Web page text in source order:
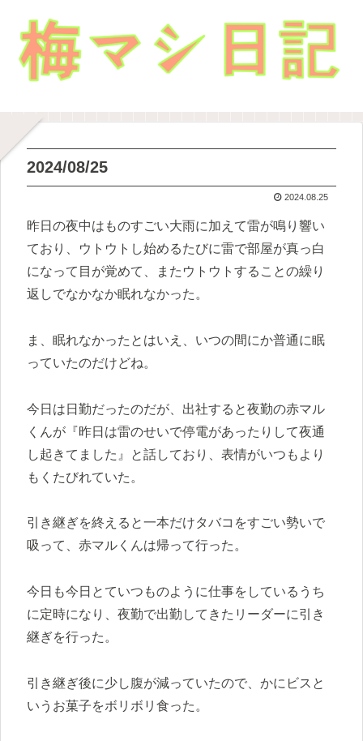
2024/08/25
2024.08.25
昨日の夜中はものすごい大雨に加えて雷が鳴り響い
ており、ウトウトし始めるたびに雷で部屋が真っ白
になって目が覚めて、またウトウトすることの繰り
返しでなかなか眠れなかった。
ま、眠れなかったとはいえ、いつの間にか普通に眠
っていたのだけどね。
今日は日勤だったのだが、出社すると夜勤の赤マル
くんが『昨日は雷のせいで停電があったりして夜通
し起きてました』と話しており、表情がいつもより
もくたびれていた。
引き継ぎを終えると一本だけタバコをすごい勢いで
吸って、赤マルくんは帰って行った。
今日も今日とていつものように仕事をしているうち
に定時になり、夜勤で出勤してきたリーダーに引き
継ぎを行った。
引き継ぎ後に少し腹が減っていたので、かにビスと
いうお菓子をボリボリ食った。